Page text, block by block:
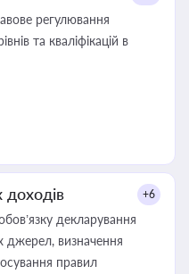
регулювання
та кваліфікацій в
доходів +6
декларування
джерел, визначення
правил